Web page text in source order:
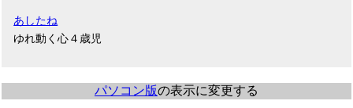
あしたね
ゆれ動く心４歳児
パソコン版の表示に変更する